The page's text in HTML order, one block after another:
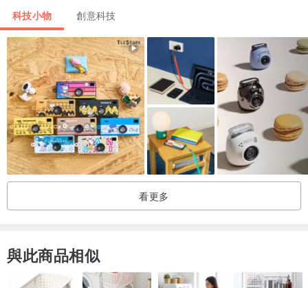
(人臉辨識50組、(感應卡+密碼90組)、鑰匙3支)
擁有最新3D安全辨識晶片，採用雙眼防偽演算法，
偵測臉部五官的深度距離，拿照片也無法破解！
■ 台灣品牌設計製造智慧電子鎖
■ 經典消光黑質感外型，符合各種大門搭配
■ 螢幕完美13度斜面設計，人體工學最佳視角
■ 超強安全防護，內鎖上鎖，門外電子功能立即失效
■ 語音提示設計：英文語音、中文語音、無語音
■ 沒電前，低電量語音警示：請更換電池
■ 電池無電力時，可由外部接9V電池暫時供電開門
√ 門鎖通過台灣CNS60A防火認證
√ 卡片感應格式支援Mifare Classic/Desfire(加密處理)
科技小物 創意科技
看更多
與此商品相似